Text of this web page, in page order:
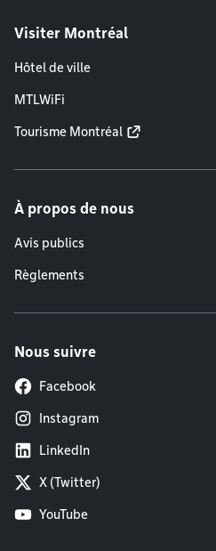
Visiter Montréal
Hôtel de ville
MTLWiFi
Tourisme Montréal
À propos de nous
Avis publics
Règlements
Nous suivre
Facebook
Instagram
LinkedIn
X (Twitter)
YouTube